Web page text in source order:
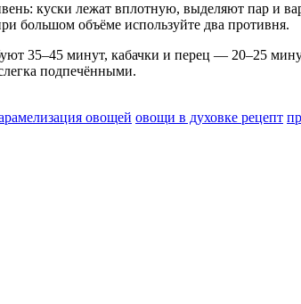
куски лежат вплотную, выделяют пар и
большом объёме используйте два противня.
35–45 минут, кабачки и перец — 20–25
подпечёнными.
овощей овощи в духовке рецепт